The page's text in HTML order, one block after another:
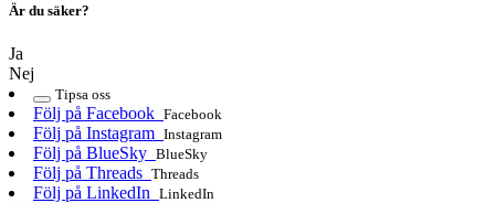
Är du säker?
Ja
Nej
Tipsa oss
Följ på Facebook Facebook
Följ på Instagram Instagram
Följ på BlueSky BlueSky
Följ på Threads Threads
Följ på LinkedIn LinkedIn